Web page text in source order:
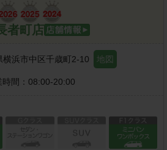
者町店
横浜市中区千歳町2-10 地図
間： 08:00-20:00